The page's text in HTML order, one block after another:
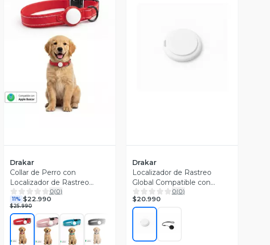
Vista Previa
Drakar
Collar de Perro con
Localizador de Rastreo
Global Apple
0(0)
11% $22.990
$25.990
Vista Previa
Drakar
Localizador de Rastreo
Global Compatible con
Apple Con Funda Llavero
0(0)
$20.990